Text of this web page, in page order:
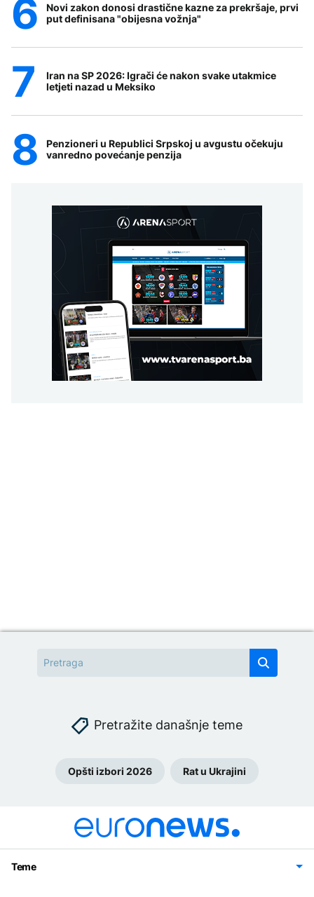
Novi zakon donosi drastične kazne za prekršaje, prvi
put definisana "obijesna vožnja"
Iran na SP 2026: Igrači će nakon svake utakmice
letjeti nazad u Meksiko
Penzioneri u Republici Srpskoj u avgustu očekuju
vanredno povećanje penzija
Pretražite današnje teme
Opšti izbori 2026 Rat u Ukrajini
Teme